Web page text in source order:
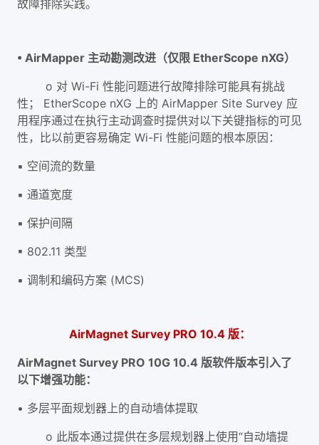
故障排除实践。
• AirMapper 主动勘测改进（仅限 EtherScope nXG）
o 对 Wi-Fi 性能问题进行故障排除可能具有挑战
性； EtherScope nXG 上的 AirMapper Site Survey 应
用程序通过在执行主动调查时提供对以下关键指标的可见
性，比以前更容易确定 Wi-Fi 性能问题的根本原因：
▪ 空间流的数量
▪ 通道宽度
▪ 保护间隔
▪ 802.11 类型
▪ 调制和编码方案 (MCS)
AirMagnet Survey PRO 10.4 版：
AirMagnet Survey PRO 10G 10.4 版软件版本引入了
以下增强功能：
• 多层平面规划器上的自动墙体提取
o 此版本通过提供在多层规划器上使用“自动墙提